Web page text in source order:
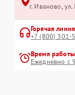
г. Иваново, ул.
Горячая линия
+7 (800) 301-
Время работы
Ежедневно с